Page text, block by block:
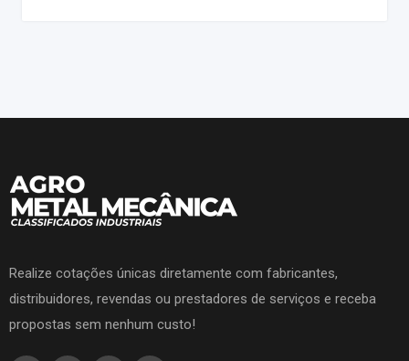
Realize cotações únicas diretamente com fabricantes,
distribuidores, revendas ou prestadores de serviços e receba
propostas sem nenhum custo!